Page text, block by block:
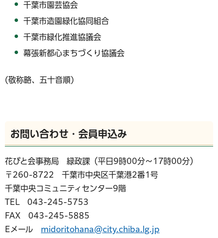
千葉市園芸協会
千葉市造園緑化協同組合
千葉市緑化推進協議会
幕張新都心まちづくり協議会
(敬称略、五十音順)
お問い合わせ・会員申込み
花びと会事務局 緑政課（平日9時00分～17時00分）
〒260-8722 千葉市中央区千葉港2番1号
千葉中央コミュニティセンター9階
TEL 043-245-5753
FAX 043-245-5885
Eメール midoritohana@city.chiba.lg.jp